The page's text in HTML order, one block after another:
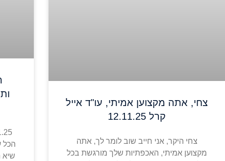
צחי, אתה מקצוען אמיתי, עו"ד אייל
קרל 12.11.25
צחי היקר, אני חייב שוב לומר לך, אתה
מקצוען אמיתי, האכפתיות שלך מורגשת בכל
הכל
שיא